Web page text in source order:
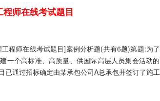
师在线考试题目
程师在线考试题目]案例分析题(共有6题)第题:为
一个高标准、高质量、供国际高层人员集会活动
已通过招标确定由某承包公司A总承包并签订了施